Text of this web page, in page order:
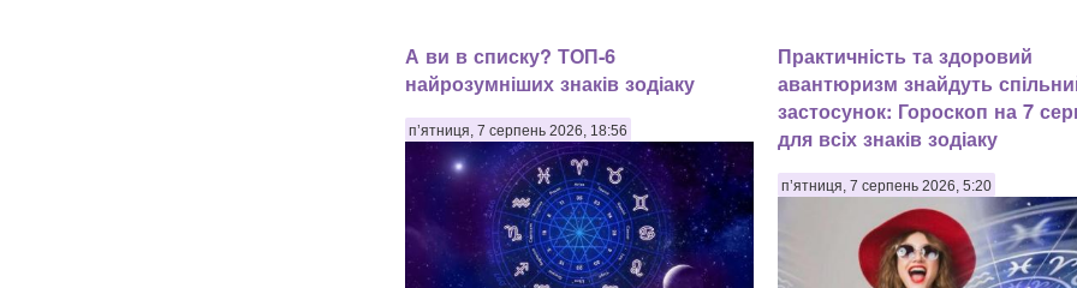
А ви в списку? ТОП-6
найрозумніших знаків зодіаку
п’ятниця, 7 серпень 2026, 18:56
Практичність та здоровий
авантюризм знайдуть
застосунок: Гороскоп на 7
для всіх знаків зодіаку
п’ятниця, 7 серпень 2026, 5:20